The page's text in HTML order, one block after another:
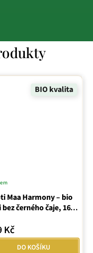
BIO kvalita
Maa Harmony – bio
bez černého čaje, 16
Kč
DO KOŠÍKU